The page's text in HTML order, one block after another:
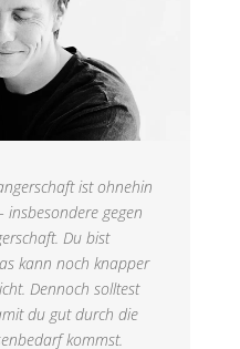
ist ohnehin
insbesondere gegen
Du bist
kann noch knapper
Dennoch solltest
du gut durch die
kommst.